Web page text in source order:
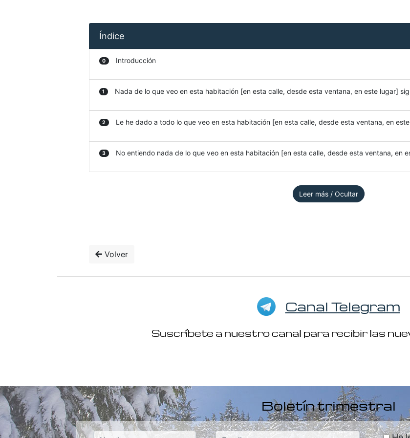
Índice
0 Introducción
1 Nada de lo que veo en esta habitación [en esta calle, desde esta ventana, en este lugar]
2 Le he dado a todo lo que veo en esta habitación [en esta calle, desde esta ventana, en
3 No entiendo nada de lo que veo en esta habitación [en esta calle, desde esta ventana, en
Leer más / Ocultar
Volver
Canal Telegram
Suscríbete a nuestro canal para recibir las
Boletín trimestral